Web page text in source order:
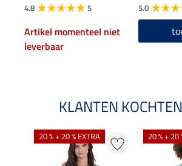
4.8 5
Artikel momenteel niet
leverbaar
5.0
KLANTEN
20 % + 20 % EXTRA 20 % + 20